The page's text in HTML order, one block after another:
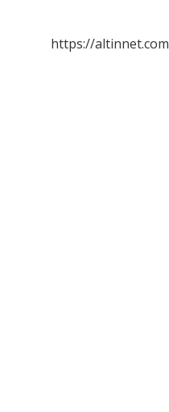
https://altinnet.com